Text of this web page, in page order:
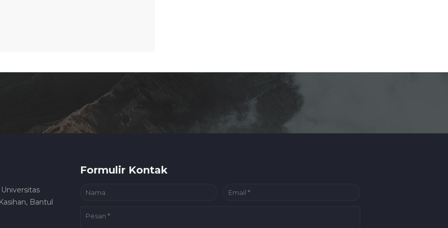
Bantul
Formulir Kontak